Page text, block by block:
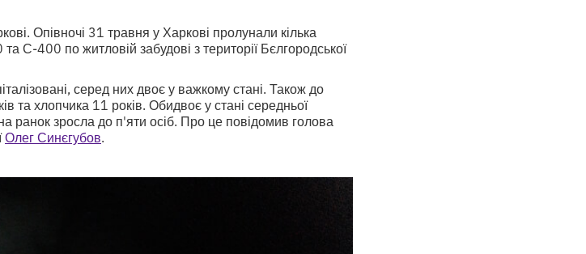
Опівночі 31 травня у Харкові пролунали кілька
С-400 по житловій забудові з території Бєлгородської
серед них двоє у важкому стані. Також до
та хлопчика 11 років. Обидвоє у стані середньої
на ранок зросла до п'яти осіб. Про це повідомив голова
Олег Синєгубов.